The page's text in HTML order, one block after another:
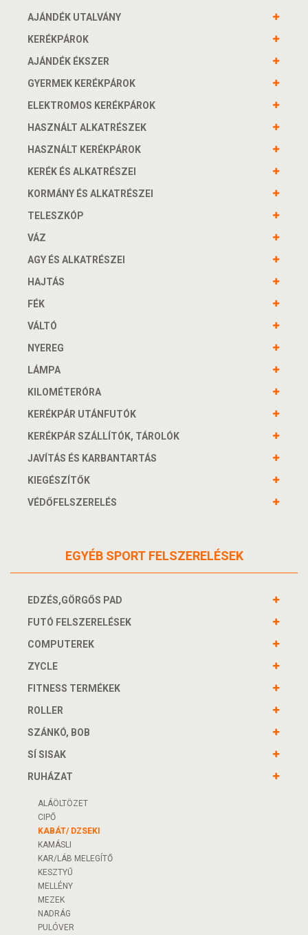
AJÁNDÉK UTALVÁNY
KERÉKPÁROK
AJÁNDÉK ÉKSZER
GYERMEK KERÉKPÁROK
ELEKTROMOS KERÉKPÁROK
HASZNÁLT ALKATRÉSZEK
HASZNÁLT KERÉKPÁROK
KERÉK ÉS ALKATRÉSZEI
KORMÁNY ÉS ALKATRÉSZEI
TELESZKÓP
VÁZ
AGY ÉS ALKATRÉSZEI
HAJTÁS
FÉK
VÁLTÓ
NYEREG
LÁMPA
KILOMÉTERÓRA
KERÉKPÁR UTÁNFUTÓK
KERÉKPÁR SZÁLLÍTÓK, TÁROLÓK
JAVÍTÁS ÉS KARBANTARTÁS
KIEGÉSZÍTŐK
VÉDŐFELSZERELÉS
EGYÉB SPORT FELSZERELÉSEK
EDZÉS,GÖRGŐS PAD
FUTÓ FELSZERELÉSEK
COMPUTEREK
ZYCLE
FITNESS TERMÉKEK
ROLLER
SZÁNKÓ, BOB
SÍ SISAK
RUHÁZAT
ALÁÖLTÖZET
CIPŐ
KABÁT/ DZSEKI
KAMÁSLI
KAR/LÁB MELEGÍTŐ
KESZTYŰ
MELLÉNY
MEZEK
NADRÁG
PULÓVER